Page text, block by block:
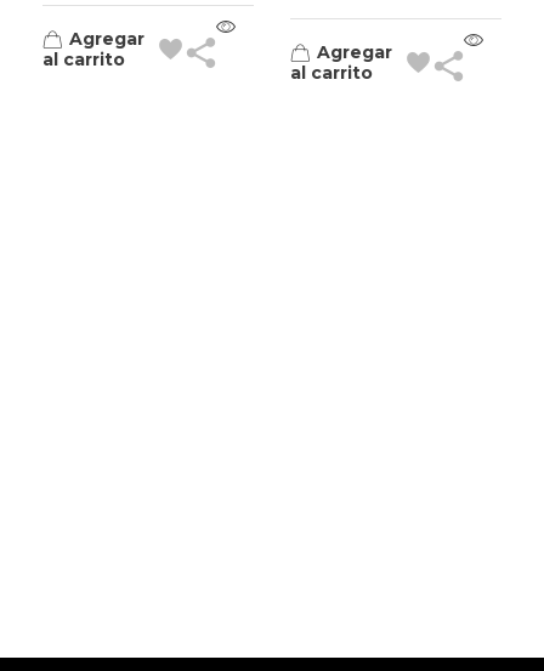
Agregar
al carrito
Agregar
al carrito